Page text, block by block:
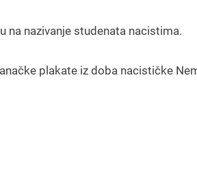
na nazivanje studenata nacistima.
plakate iz doba nacističke